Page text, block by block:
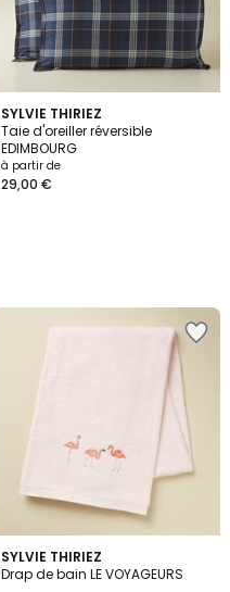
SYLVIE THIRIEZ
Taie d'oreiller réversible
EDIMBOURG
à partir de
29,00 €
SYLVIE THIRIEZ
Drap de bain LE VOYAGEURS